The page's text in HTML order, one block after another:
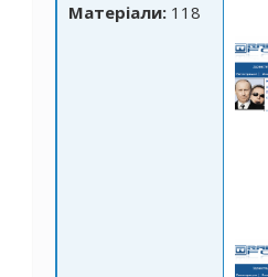
Матеріали: 118